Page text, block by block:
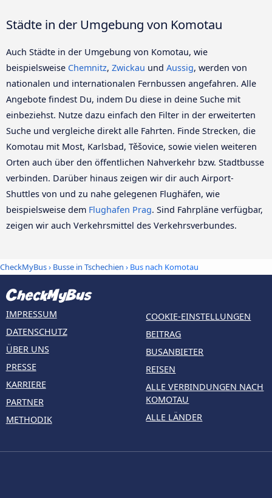
Städte in der Umgebung von Komotau
Auch Städte in der Umgebung von Komotau, wie
beispielsweise Chemnitz, Zwickau und Aussig, werden von
nationalen und internationalen Fernbussen angefahren. Alle
Angebote findest Du, indem Du diese in deine Suche mit
einbeziehst. Nutze dazu einfach den Filter in der erweiterten
Suche und vergleiche direkt alle Fahrten. Finde Strecken, die
Komotau mit Most, Karlsbad, Těšovice, sowie vielen weiteren
Orten auch über den öffentlichen Nahverkehr bzw. Stadtbusse
verbinden. Darüber hinaus zeigen wir dir auch Airport-
Shuttles von und zu nahe gelegenen Flughäfen, wie
beispielsweise dem Flughafen Prag. Sind Fahrpläne verfügbar,
zeigen wir auch Verkehrsmittel des Verkehrsverbundes.
CheckMyBus› Busse in Tschechien › Bus nach Komotau
IMPRESSUM
DATENSCHUTZ
ÜBER UNS
PRESSE
KARRIERE
PARTNER
METHODIK
COOKIE-EINSTELLUNGEN
BEITRAG
BUSANBIETER
REISEN
ALLE VERBINDUNGEN NACH
KOMOTAU
ALLE LÄNDER